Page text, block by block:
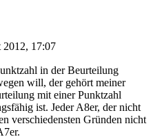
2012, 17:07
in der Beurteilung
will, der gehört meiner
mit einer Punktzahl
ist. Jeder A8er, der nicht
verschiedensten Gründen nicht